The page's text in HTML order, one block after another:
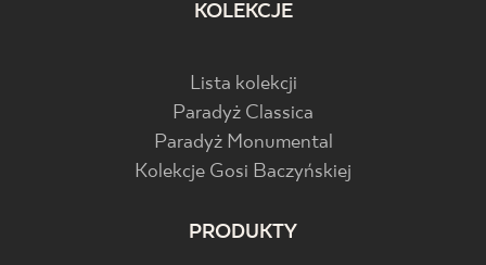
KOLEKCJE
Lista kolekcji
Paradyż Classica
Paradyż Monumental
Kolekcje Gosi Baczyńskiej
PRODUKTY